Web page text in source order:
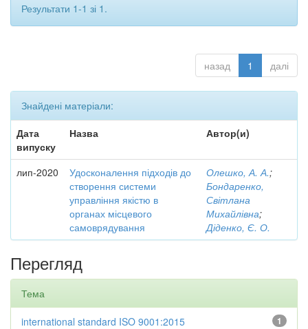
Результати 1-1 зі 1.
назад 1 далі
Знайдені матеріали:
Дата
випуску
Назва Автор(и)
лип-2020
Удосконалення підходів до
створення системи
управління якістю в
органах місцевого
самоврядування
Олешко, А. А.;
Бондаренко,
Світлана
Михайлівна;
Діденко, Є. О.
Перегляд
Тема
1
international standard ISO 9001:2015